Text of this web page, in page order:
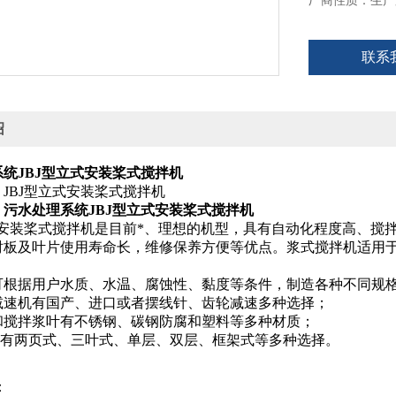
联系
JBJ型立式安装桨式搅拌机
型立式安装桨式搅拌机
污水处理系统JBJ型立式安装桨式搅拌机
装桨式搅拌机是目前*、理想的机型，具有自动化程度高、搅
及叶片使用寿命长，维修保养方便等优点。浆式搅拌机适用
据用户水质、水温、腐蚀性、黏度等条件，制造各种不同规
机有国产、进口或者摆线针、齿轮减速多种选择；
拌浆叶有不锈钢、碳钢防腐和塑料等多种材质；
两页式、三叶式、单层、双层、框架式等多种选择。